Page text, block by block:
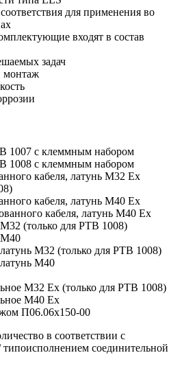
для применения во
входят в состав
задач
монтаж
1007 с клеммным набором
1008 с клеммным набором
кабеля, латунь М32 Ех
кабеля, латунь М40 Ех
кабеля, латунь М40 Ех
(только для РТВ 1008)
М40
М32 (только для РТВ 1008)
М40
М32 Ex (только для РТВ 1008)
М40 Ex
П06.06х150-00
в соответствии с
соединительной